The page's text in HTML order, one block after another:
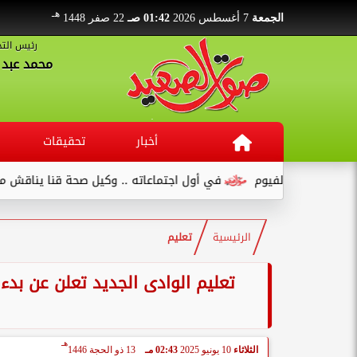
الجمعة 01:42 صـ 22 صفر 1448 هـ
رئيس
محمد عبد
أخبار
تحقيقات
في أول اجتماعاته .. وكيل صحة قنا يناقش مع عدد من
الرئيسية تعليم
تعليم الوادى الجديد تعلن عن
الثلاثاء 10 يونيو 2025 02:43 مـ 13 ذو الحجة 1446
هـ